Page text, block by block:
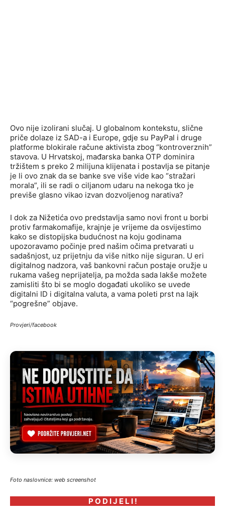
Ovo nije izolirani slučaj. U globalnom kontekstu, slične
priče dolaze iz SAD-a i Europe, gdje su PayPal i druge
platforme blokirale račune aktivista zbog “kontroverznih”
stavova. U Hrvatskoj, mađarska banka OTP dominira
tržištem s preko 2 milijuna klijenata i postavlja se pitanje
je li ovo znak da se banke sve više vide kao “stražari
morala”, ili se radi o ciljanom udaru na nekoga tko je
previše glasno vikao izvan dozvoljenog narativa?
I dok za Nižetića ovo predstavlja samo novi front u borbi
protiv farmakomafije, krajnje je vrijeme da osvijestimo
kako se distopijska budućnost na koju godinama
upozoravamo počinje pred našim očima pretvarati u
sadašnjost, uz prijetnju da više nitko nije siguran. U eri
digitalnog nadzоrа, vaš bankovni račun postaje oružje u
rukama vašeg neprijatelja, pa možda sada lakše možete
zamisliti što bi se moglo događati ukoliko se uvede
digitalni ID i digitalna valuta, a vama poleti prst na lajk
“pogrešne” objave.
Provjeri/facebook
Foto naslovnice: web screenshot
P O D I J E L I !